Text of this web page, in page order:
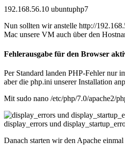
192.168.56.10 ubuntuphp7
Nun sollten wir anstelle http://
Mac unsere VM auch über den
Fehlerausgabe für den Browser
Per Standard landen PHP-Fehler nur
aber die php.ini unserer Installation
Mit sudo nano /etc/php/7.0/apache2/
display_errors und
Danach starten wir den Apache